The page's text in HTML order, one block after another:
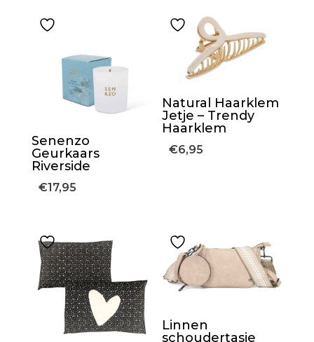
Senenzo
Geurkaars
Riverside
€17,95
Natural Haarklem
Jetje – Trendy
Haarklem
€6,95
Linnen
schoudertasje